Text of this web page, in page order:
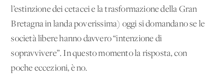
l’estinzione dei cetacei e la trasformazione della Gran
Bretagna in landa poverissima) oggi si domandano se le
società libere hanno davvero “intenzione di
sopravvivere”. In questo momento la risposta, con
poche eccezioni, è no.